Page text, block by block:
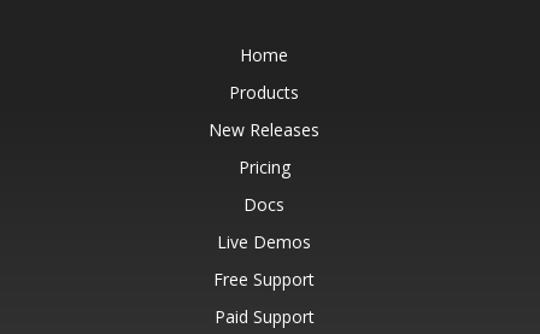
Home
Products
New Releases
Pricing
Docs
Live Demos
Free Support
Paid Support